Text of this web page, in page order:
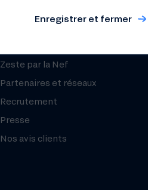
Notre mesure d’impact
Zeste par la Nef
Partenaires et réseaux
Recrutement
Presse
Nos avis clients
Enregistrer et fermer